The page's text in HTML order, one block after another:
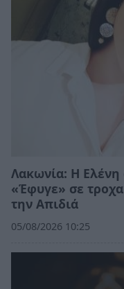
Λακωνία: Η Ελένη
«Έφυγε» σε
την Απιδιά
05/08/2026 10:25